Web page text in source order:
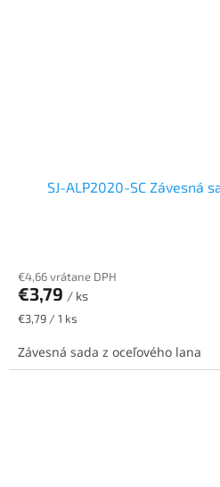
SJ-ALP2020-SC Závesná
€4,66 vrátane DPH
€3,79 / ks
Jednotková
€3,79 / 1 ks
Závesná sada z oceľového lana